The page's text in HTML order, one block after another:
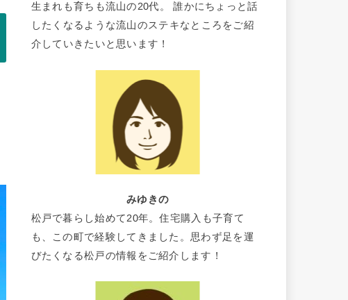
生まれも育ちも流山の20代。 誰かにちょっと話
したくなるような流山のステキなところをご紹
介していきたいと思います！
みゆきの
松戸で暮らし始めて20年。住宅購入も子育て
も、この町で経験してきました。思わず足を運
びたくなる松戸の情報をご紹介します！